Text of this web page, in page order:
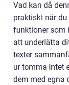
Vad kan då
praktiskt när
funktioner som
att underlätta
texter
ur tomma intet
dem med egna